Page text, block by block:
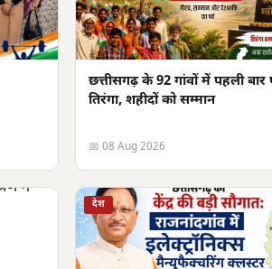
छत्तीसगढ़ के 92 गांवों में पहली बार
तिरंगा, शहीदों को सम्मान
📅 08 Aug 2026
देश